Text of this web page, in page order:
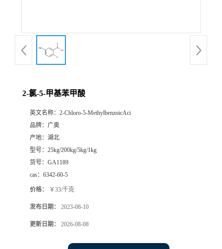
2-氯-5-甲基苯甲酸
英文名称： 2-Chloro-5-MethylbenzoicAci
品牌： 广奥
产地： 湖北
型号： 25kg/200kg/5kg/1kg
货号： GA1189
cas： 6342-60-5
价格： ￥33/千克
发布日期： 2023-08-10
更新日期： 2026-08-08